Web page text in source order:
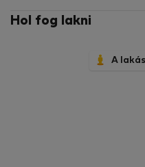
Hol fog lakni
A